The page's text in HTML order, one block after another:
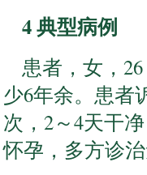
4 典型病例
患者，女，
少6年余。患者
次，2～4天干
怀孕，多方诊